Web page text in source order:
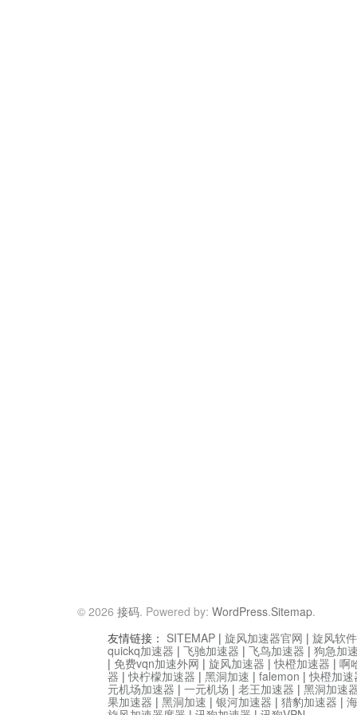
© 2026 接码. Powered by: WordPress.Sitemap.
友情链接： SITEMAP | 旋风加速器官网 | 旋风软
quickq加速器 | 飞驰加速器 | 飞鸟加速器 | 狗急加
| 免费vqn加速外网 | 旋风加速器 |快橙加速器 | 啊
器 |快柠檬加速器 | 黑洞加速 | falemon |快橙加速
元机场加速器 | 一元机场 | 老王加速器 | 黑洞加速
果加速器 | 黑洞加速 | 银河加速器 | 猎豹加速器 |